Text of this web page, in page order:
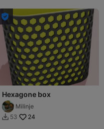

Hexagone box
Milinje
 53 24